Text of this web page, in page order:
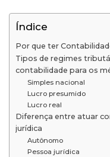
Índice
Por que ter
Tipos de regimes
contabilidade para os
Simples nacional
Lucro presumido
Lucro real
Diferença entre atuar
jurídica
Autônomo
Pessoa jurídica